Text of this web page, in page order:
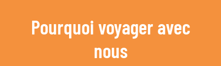
Pourquoi voyager avec
nous